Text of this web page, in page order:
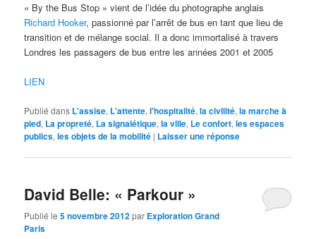
« By the Bus Stop » vient de l’idée du photographe anglais
Richard Hooker, passionné par l’arrêt de bus en tant que lieu de
transition et de mélange social. Il a donc immortalisé à travers
Londres les passagers de bus entre les années 2001 et 2005
LIEN
Publié dans L'assise, L'attente,l'hospitalité,la civilité,la marche à
pied, La propreté, La signalétique,la ville, Le confort,les espaces
publics,les objets de la mobilité | Laisser une réponse
David Belle: « Parkour »
Publié le5 novembre 2012par Exploration Grand
Paris